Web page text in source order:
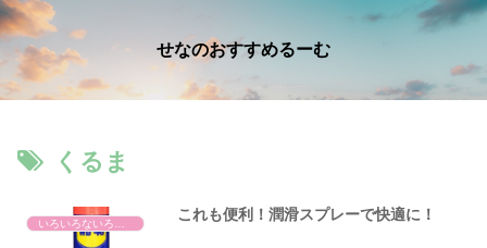
せなのおすすめるーむ
くるま
これも便利！潤滑スプレーで快適に！